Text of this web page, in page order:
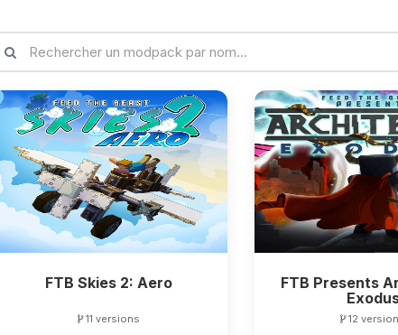
FTB Skies 2: Aero
11 versions
FTB Presents
12